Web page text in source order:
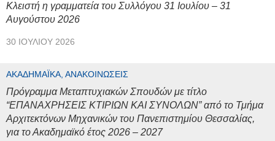
Κλειστή η γραμματεία του Συλλόγου 31 Ιουλίου – 31
Αυγούστου 2026
30 ΙΟΥΛΊΟΥ 2026
ΑΚΑΔΗΜΑΪΚΆ, ΑΝΑΚΟΙΝΏΣΕΙΣ
Πρόγραμμα Μεταπτυχιακών Σπουδών με τίτλο
“ΕΠΑΝΑΧΡΗΣΕΙΣ ΚΤΙΡΙΩΝ ΚΑΙ ΣΥΝΟΛΩΝ” από το Τμήμα
Αρχιτεκτόνων Μηχανικών του Πανεπιστημίου Θεσσαλίας,
για το Ακαδημαϊκό έτος 2026 – 2027